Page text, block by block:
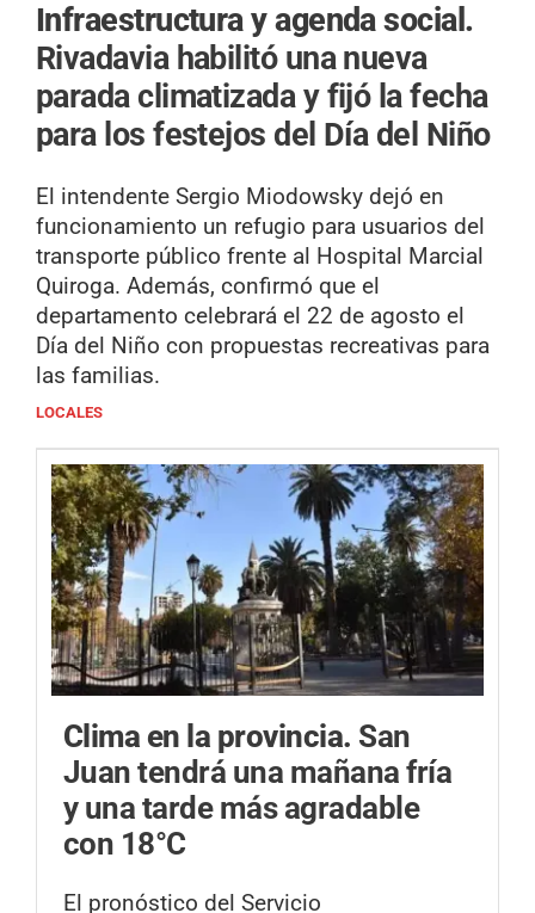
Infraestructura y agenda social.
Rivadavia habilitó una nueva
parada climatizada y fijó la fecha
para los festejos del Día del Niño
El intendente Sergio Miodowsky dejó en
funcionamiento un refugio para usuarios del
transporte público frente al Hospital Marcial
Quiroga. Además, confirmó que el
departamento celebrará el 22 de agosto el
Día del Niño con propuestas recreativas para
las familias.
LOCALES
Clima en la provincia. San
Juan tendrá una mañana fría
y una tarde más agradable
con 18°C
El pronóstico del Servicio